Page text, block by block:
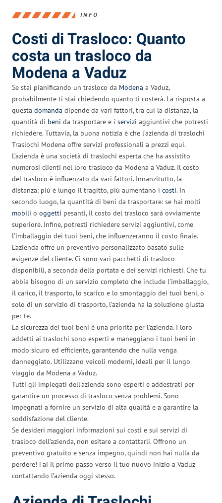
INFO
Costi di Trasloco: Quanto
costa un trasloco da
Modena a Vaduz
Se stai pianificando un trasloco da Modena a Vaduz,
probabilmente ti stai chiedendo quanto ti costerà. La risposta a
questa domanda dipende da vari fattori, tra cui la distanza, la
quantità di beni da trasportare e i servizi aggiuntivi che potresti
richiedere. Tuttavia, la buona notizia è che l’azienda di traslochi
Traslochi Modena offre servizi professionali a prezzi equi.
L’azienda è una società di traslochi esperta che ha assistito
numerosi clienti nel loro trasloco da Modena a Vaduz. Il costo
del trasloco è influenzato da vari fattori. Innanzitutto, la
distanza: più è lungo il tragitto, più aumentano i costi. In
secondo luogo, la quantità di beni da trasportare: se hai molti
mobili o oggetti pesanti, il costo del trasloco sarà ovviamente
superiore. Infine, potresti richiedere servizi aggiuntivi, come
l’imballaggio dei tuoi beni, che influenzeranno il costo finale.
L’azienda offre un preventivo personalizzato basato sulle
esigenze del cliente. Ci sono vari pacchetti di trasloco
disponibili, a seconda della portata e dei servizi richiesti. Che tu
abbia bisogno di un servizio completo che include l’imballaggio,
il carico, il trasporto, lo scarico e lo smontaggio dei tuoi beni, o
solo di un servizio di trasporto, l’azienda ha la soluzione giusta
per te.
La sicurezza dei tuoi beni è una priorità per l’azienda. I loro
addetti ai traslochi sono esperti e maneggiano i tuoi beni in
modo sicuro ed efficiente, garantendo che nulla venga
danneggiato. Utilizzano veicoli moderni, ideali per il lungo
viaggio da Modena a Vaduz.
Tutti gli impiegati dell’azienda sono esperti e addestrati per
garantire un processo di trasloco senza problemi. Sono
impegnati a fornire un servizio di alta qualità e a garantire la
soddisfazione del cliente.
Se desideri maggiori informazioni sui costi e sui servizi di
trasloco dell’azienda, non esitare a contattarli. Offrono un
preventivo gratuito e senza impegno, quindi non hai nulla da
perdere! Fai il primo passo verso il tuo nuovo inizio a Vaduz
contattando l’azienda oggi stesso.